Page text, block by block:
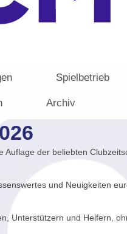
Spielbetrieb
Archiv
der beliebten
und Neuigkeiten
Unterstützern und Helfern,